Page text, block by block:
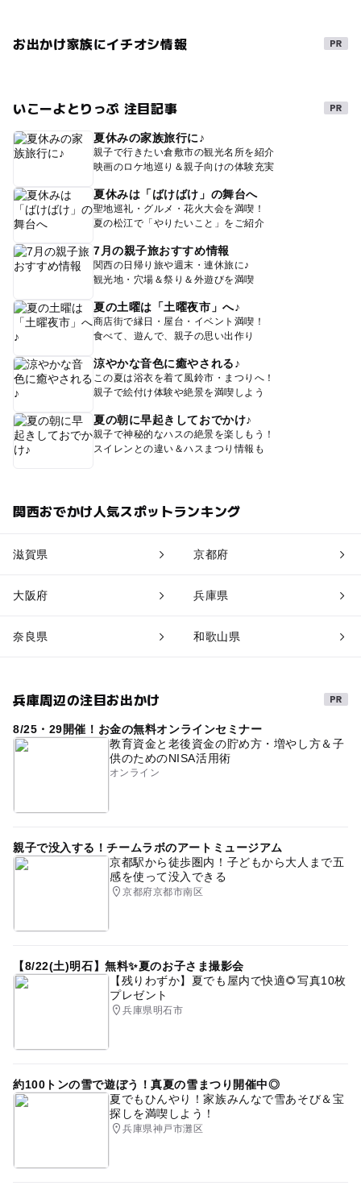
お出かけ家族にイチオシ情報
いこーよとりっぷ 注目記事
夏休みの家族旅行に♪
親子で行きたい倉敷市の観光名所を紹介
映画のロケ地巡り＆親子向けの体験充実
夏休みは「ばけばけ」の舞台へ
聖地巡礼・グルメ・花火大会を満喫！
夏の松江で「やりたいこと」をご紹介
7月の親子旅おすすめ情報
関西の日帰り旅や週末・連休旅に♪
観光地・穴場＆祭り＆外遊びを満喫
夏の土曜は「土曜夜市」へ♪
商店街で縁日・屋台・イベント満喫！
食べて、遊んで、親子の思い出作り
涼やかな音色に癒やされる♪
この夏は浴衣を着て風鈴市・まつりへ！
親子で絵付け体験や絶景を満喫しよう
夏の朝に早起きしておでかけ♪
親子で神秘的なハスの絶景を楽しもう！
スイレンとの違い＆ハスまつり情報も
関西おでかけ人気スポットランキング
滋賀県 京都府
大阪府 兵庫県
奈良県 和歌山県
兵庫周辺の注目お出かけ
8/25・29開催！お金の無料オンラインセミナー
教育資金と老後資金の貯め方・増やし方＆子
供のためのNISA活用術
オンライン
親子で没入する！チームラボのアートミュージアム
京都駅から徒歩圏内！子どもから大人まで五
感を使って没入できる
京都府京都市南区
【8/22(土)明石】無料✨夏のお子さま撮影会
【残りわずか】夏でも屋内で快適🌻写真10枚
プレゼント
兵庫県明石市
約100トンの雪で遊ぼう！真夏の雪まつり開催中◎
夏でもひんやり！家族みんなで雪あそび＆宝
探しを満喫しよう！
兵庫県神戸市灘区